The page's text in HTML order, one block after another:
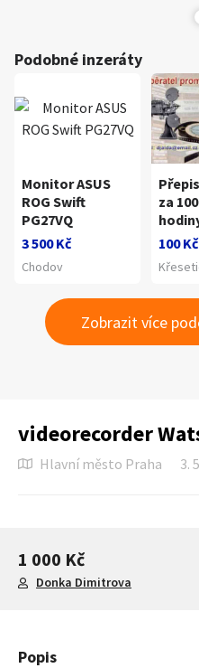
Podobné inzeráty
Monitor ASUS
ROG Swift
PG27VQ
3 500 Kč
Chodov
za
100 Kč
Zobrazit více
videorecorder
Hlavní město Praha 3.
1 000 Kč
Donka Dimitrova
Popis